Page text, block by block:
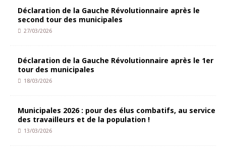
Déclaration de la Gauche Révolutionnaire après le
second tour des municipales
27/03/2026
Déclaration de la Gauche Révolutionnaire après le 1er
tour des municipales
18/03/2026
Municipales 2026 : pour des élus combatifs, au service
des travailleurs et de la population !
13/03/2026